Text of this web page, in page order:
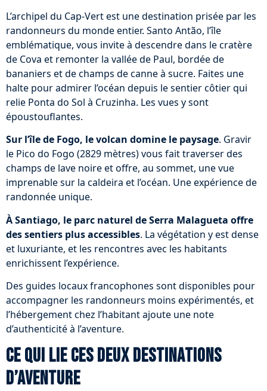
L’archipel du Cap-Vert est une destination prisée par les
randonneurs du monde entier. Santo Antão, l’île
emblématique, vous invite à descendre dans le cratère
de Cova et remonter la vallée de Paul, bordée de
bananiers et de champs de canne à sucre. Faites une
halte pour admirer l’océan depuis le sentier côtier qui
relie Ponta do Sol à Cruzinha. Les vues y sont
époustouflantes.
Sur l’île de Fogo, le volcan domine le paysage. Gravir
le Pico do Fogo (2829 mètres) vous fait traverser des
champs de lave noire et offre, au sommet, une vue
imprenable sur la caldeira et l’océan. Une expérience de
randonnée unique.
À Santiago, le parc naturel de Serra Malagueta offre
des sentiers plus accessibles. La végétation y est dense
et luxuriante, et les rencontres avec les habitants
enrichissent l’expérience.
Des guides locaux francophones sont disponibles pour
accompagner les randonneurs moins expérimentés, et
l’hébergement chez l’habitant ajoute une note
d’authenticité à l’aventure.
Ce qui lie ces deux destinations
d’aventure